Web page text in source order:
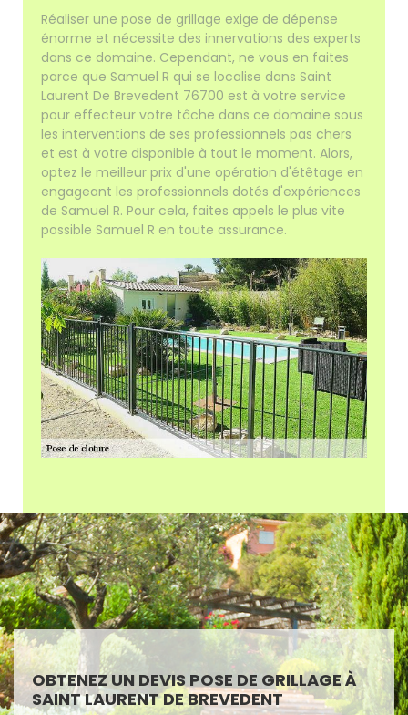
Réaliser une pose de grillage exige de dépense
énorme et nécessite des innervations des experts
dans ce domaine. Cependant, ne vous en faites
parce que Samuel R qui se localise dans Saint
Laurent De Brevedent 76700 est à votre service
pour effecteur votre tâche dans ce domaine sous
les interventions de ses professionnels pas chers
et est à votre disponible à tout le moment. Alors,
optez le meilleur prix d'une opération d'étêtage en
engageant les professionnels dotés d'expériences
de Samuel R. Pour cela, faites appels le plus vite
possible Samuel R en toute assurance.
OBTENEZ UN DEVIS POSE DE GRILLAGE À
SAINT LAURENT DE BREVEDENT